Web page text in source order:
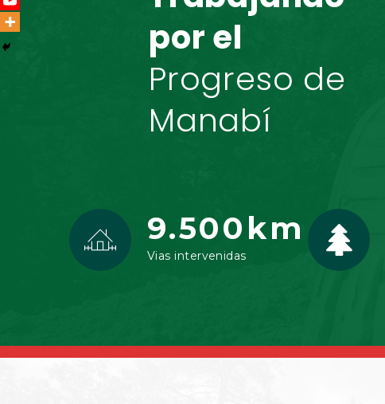
por el
Progreso de
Manabí
9.500km
Vias intervenidas